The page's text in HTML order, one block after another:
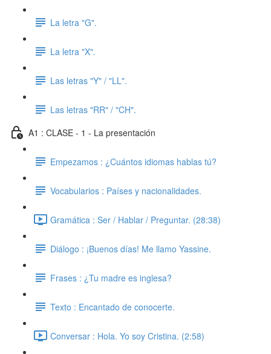
La letra "G".
La letra "X".
Las letras "Y" / "LL".
Las letras "RR" / "CH".
A1 : CLASE - 1 - La presentación
Empezamos : ¿Cuántos idiomas hablas tú?
Vocabularios : Países y nacionalidades.
Gramática : Ser / Hablar / Preguntar. (28:38)
Diálogo : ¡Buenos días! Me llamo Yassine.
Frases : ¿Tu madre es inglesa?
Texto : Encantado de conocerte.
Conversar : Hola. Yo soy Cristina. (2:58)